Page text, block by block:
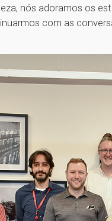
nós adoramos os
com as